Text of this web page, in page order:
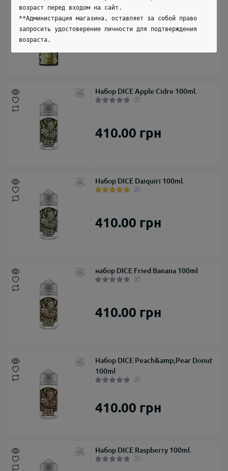
Набор DICE Apple Cidre 100ml.
410.00 грн
Набор DICE Daiquiri 100ml.
410.00 грн
набор DICE Fried Banana 100ml
410.00 грн
Набор DICE Peach&amp;Pear Donut
100ml
410.00 грн
Набор DICE Raspberry 100ml.
возраст перед входом на сайт.
**Администрация магазина, оставляет за собой право
запросить удостоверение личности для подтверждения
возраста.